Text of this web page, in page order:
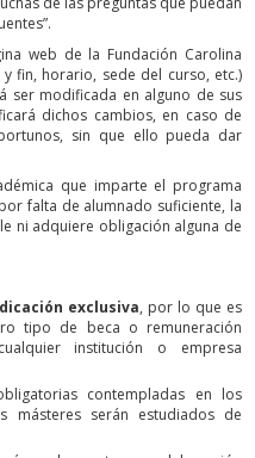
web de la Fundación Carolina
fin, horario, sede del curso, etc.)
ser modificada en alguno de sus
dichos cambios, en caso de
sin que ello pueda dar
que imparte el programa
falta de alumnado suficiente, la
ni adquiere obligación alguna de
exclusiva, por lo que es
tipo de beca o remuneración
institución o empresa
contempladas en los
másteres serán estudiados de